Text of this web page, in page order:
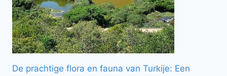
De prachtige flora en fauna van Turkije: Een